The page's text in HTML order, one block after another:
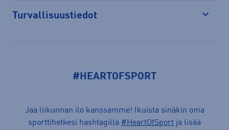
Turvallisuustiedot
#HEARTOFSPORT
Jaa liikunnan ilo kanssamme! Ikuista sinäkin oma
sporttihetkesi hashtagilla #HeartOfSport ja lisää